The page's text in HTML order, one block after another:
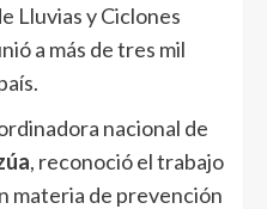
Lluvias y Ciclones
a más de tres mil
nacional de
, reconoció el trabajo
materia de prevención